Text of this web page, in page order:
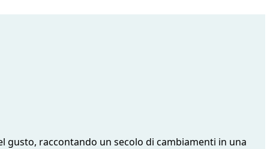
gusto, raccontando un secolo di cambiamenti in una